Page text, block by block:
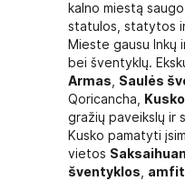
kalno miestą
statulos, statytos
Mieste gausu Inkų
bei šventyklų.
Armas
Saulės
Qoricancha,
gražių paveikslų ir
Kusko pamatyti
vietos
šventyklos